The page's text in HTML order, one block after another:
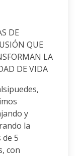
DE
QUE
LA
DE VIDA
y
la
5
con